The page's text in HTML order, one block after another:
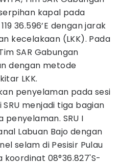
kapal pada
36.596’E dengan jarak
kecelakaan (LKK). Pada
SAR Gabungan
dengan metode
LKK.
penyelaman pada sesi
menjadi tiga bagian
SRU I
Labuan Bajo dengan
selam di Pesisir Pulau
koordinat 08°36.827'S-